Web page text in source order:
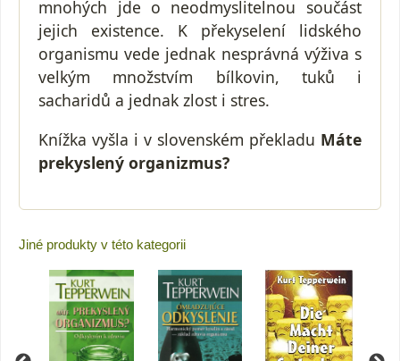
mnohých jde o neodmyslitelnou součást
jejich existence. K překyselení lidského
organismu vede jednak nesprávná výživa s
velkým množstvím bílkovin, tuků i
sacharidů a jednak zlost i stres.
Knížka vyšla i v slovenském překladu Máte
prekyslený organizmus?
Jiné produkty v této kategorii